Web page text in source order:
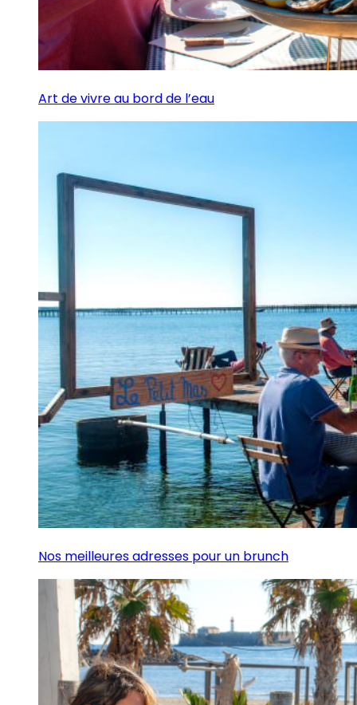
Art de vivre au bord de l’eau
Nos meilleures adresses pour un brunch